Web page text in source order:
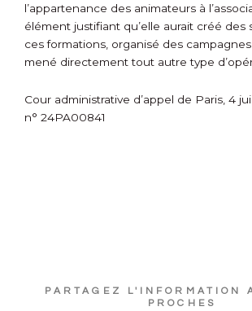
l’appartenance des animateurs à
élément justifiant qu’elle aurait créé des
ces formations, organisé des
mené directement tout autre type
Cour administrative d’appel de Paris, 4
n° 24PA00841
PARTAGEZ L'INFORMATION
PROCHES